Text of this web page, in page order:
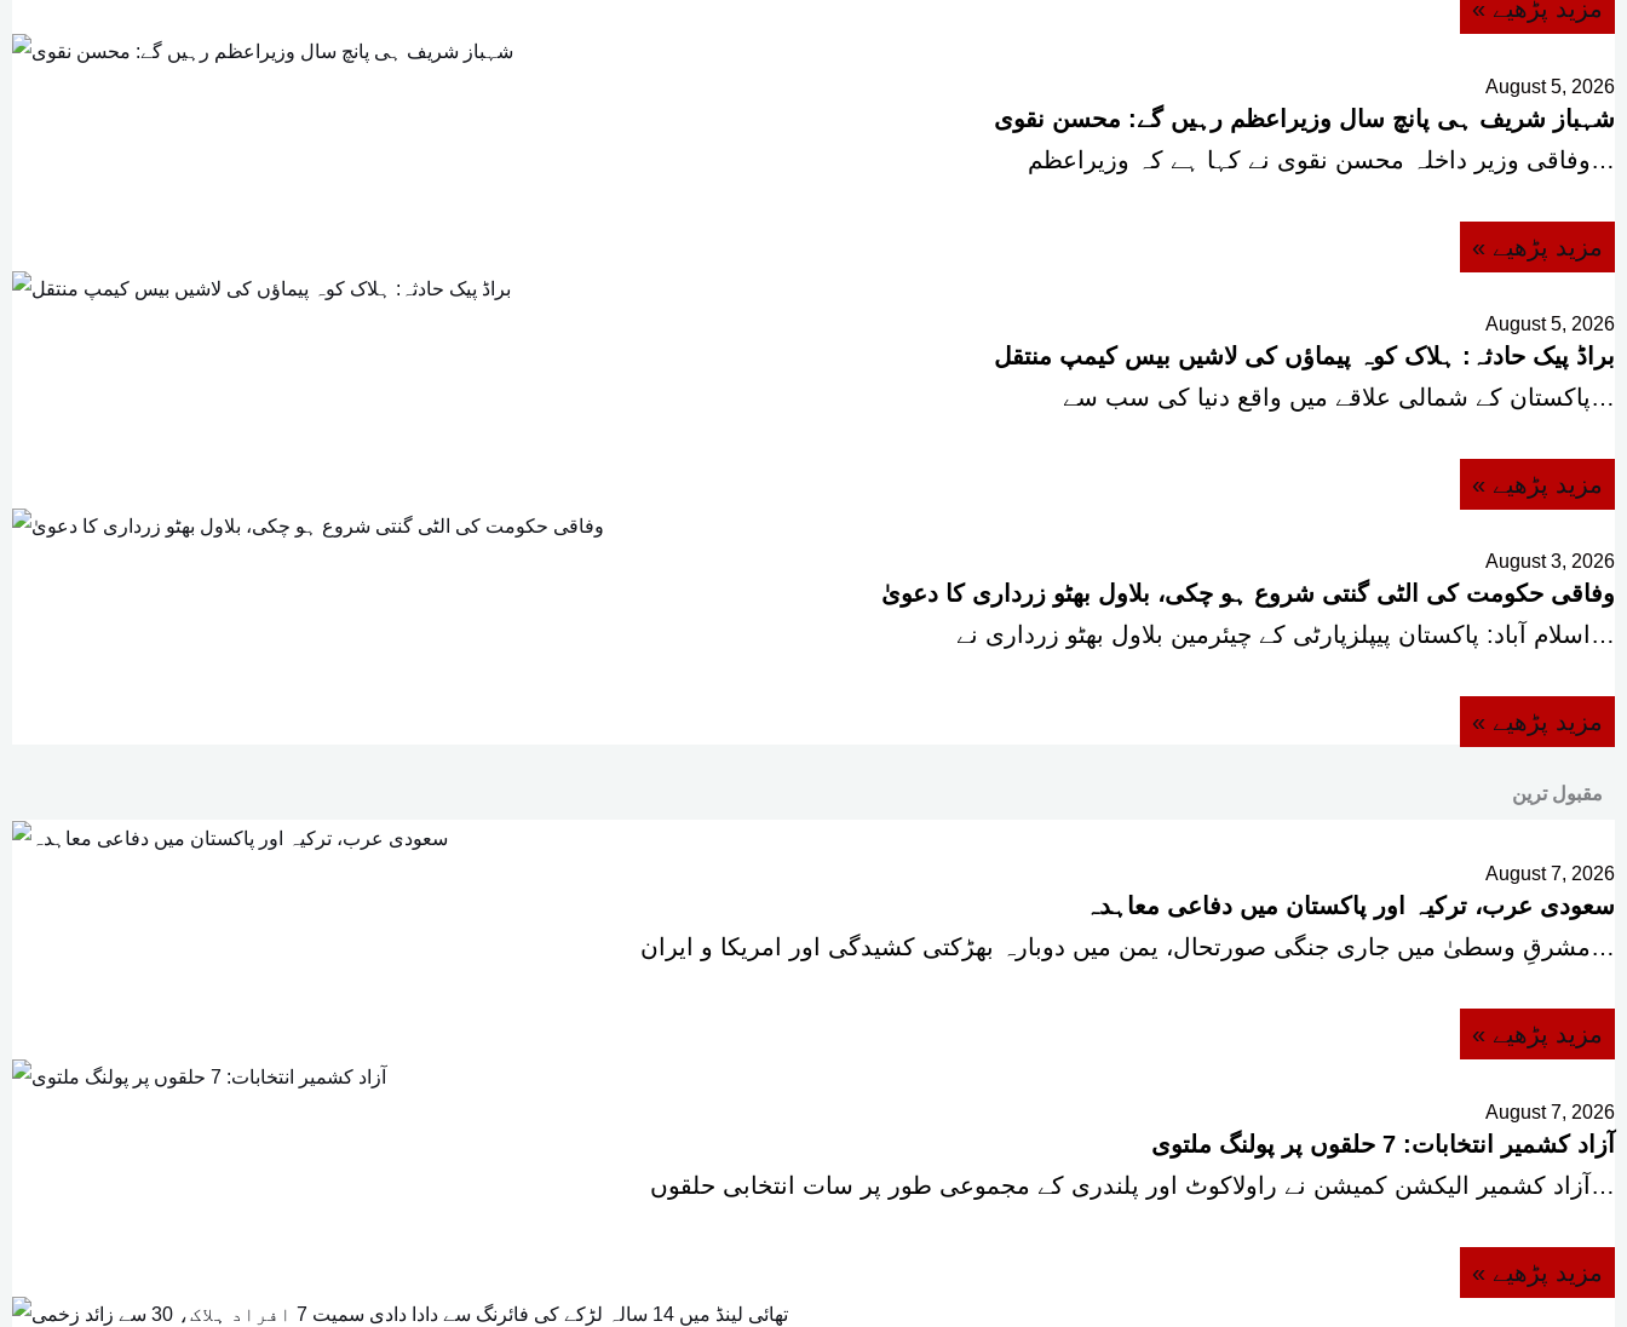
« مزید پڑھیے
August 5, 2026
شہباز شریف ہی پانچ سال وزیراعظم رہیں گے: محسن نقوی
وفاقی وزیر داخلہ محسن نقوی نے کہا ہے کہ وزیراعظم…
« مزید پڑھیے
August 5, 2026
براڈ پیک حادثہ: ہلاک کوہ پیماؤں کی لاشیں بیس کیمپ منتقل
پاکستان کے شمالی علاقے میں واقع دنیا کی سب سے…
« مزید پڑھیے
August 3, 2026
وفاقی حکومت کی الٹی گنتی شروع ہو چکی، بلاول بھٹو زرداری کا دعویٰ
اسلام آباد: پاکستان پیپلزپارٹی کے چیئرمین بلاول بھٹو زرداری نے…
« مزید پڑھیے
مقبول ترین
August 7, 2026
سعودی عرب، ترکیہ اور پاکستان میں دفاعی معاہدہ
مشرقِ وسطیٰ میں جاری جنگی صورتحال، یمن میں دوبارہ بھڑکتی کشیدگی اور امریکا و ایران…
« مزید پڑھیے
August 7, 2026
آزاد کشمیر انتخابات: 7 حلقوں پر پولنگ ملتوی
آزاد کشمیر الیکشن کمیشن نے راولاکوٹ اور پلندری کے مجموعی طور پر سات انتخابی حلقوں…
« مزید پڑھیے